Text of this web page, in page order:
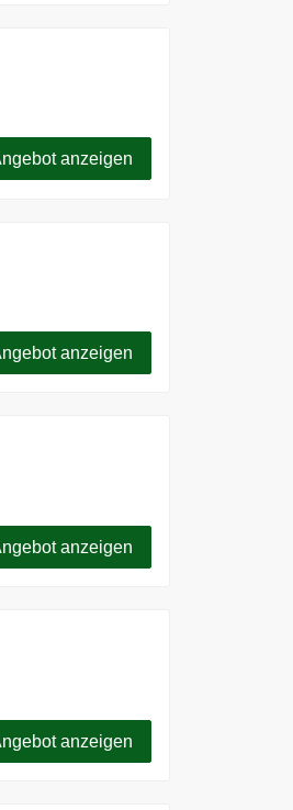
anzeigen
anzeigen
anzeigen
anzeigen